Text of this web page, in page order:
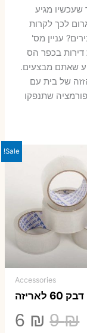
שעכשיו מגיע
לכך לקרות
עניין מס'
דירות בכפר הס
שאתם מבצעים.
של בית עם
שתנפקו
Sale!
Accessories
לאריזה
9₪
6 ₪